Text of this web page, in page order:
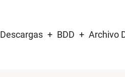
Descargas BDD Archivo